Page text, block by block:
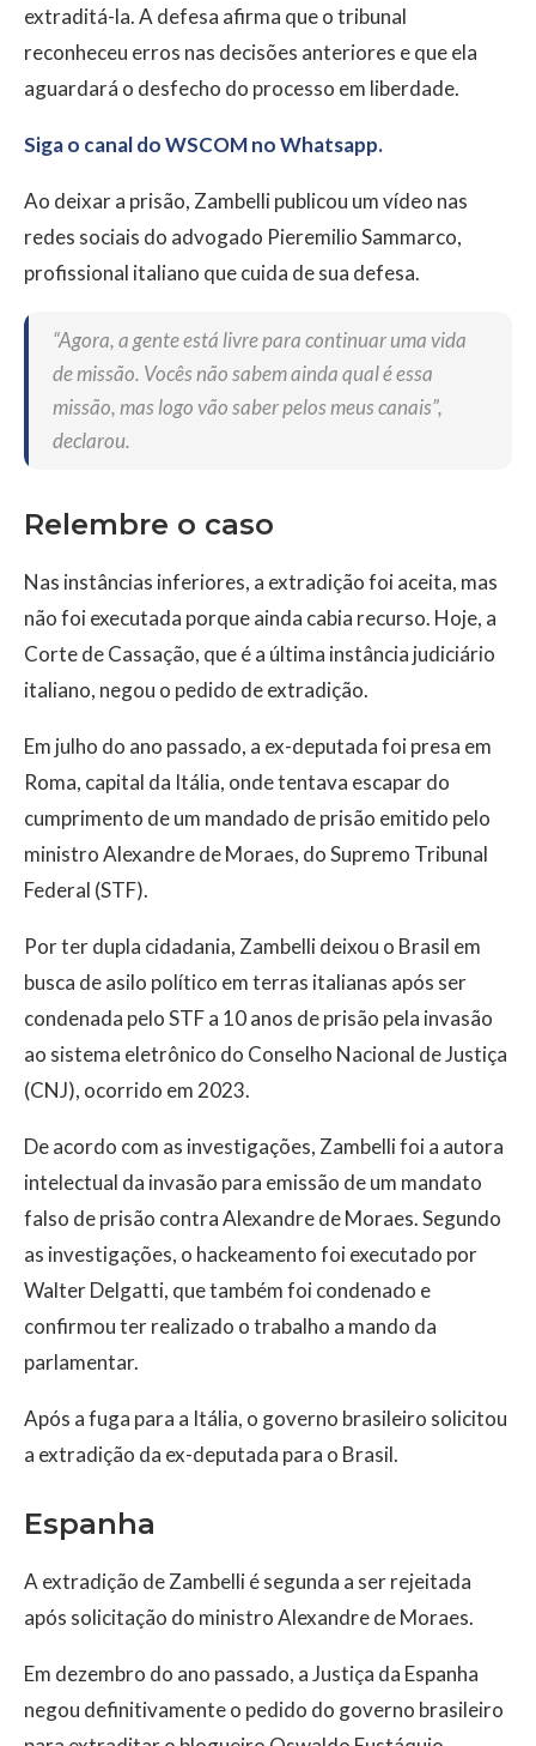
extraditá-la. A defesa afirma que o tribunal
reconheceu erros nas decisões anteriores e que ela
aguardará o desfecho do processo em liberdade.
Siga o canal do WSCOM no Whatsapp.
Ao deixar a prisão, Zambelli publicou um vídeo nas
redes sociais do advogado Pieremilio Sammarco,
profissional italiano que cuida de sua defesa.
“Agora, a gente está livre para continuar uma vida
de missão. Vocês não sabem ainda qual é essa
missão, mas logo vão saber pelos meus canais”,
declarou.
Relembre o caso
Nas instâncias inferiores, a extradição foi aceita, mas
não foi executada porque ainda cabia recurso. Hoje, a
Corte de Cassação, que é a última instância judiciário
italiano, negou o pedido de extradição.
Em julho do ano passado, a ex-deputada foi presa em
Roma, capital da Itália, onde tentava escapar do
cumprimento de um mandado de prisão emitido pelo
ministro Alexandre de Moraes, do Supremo Tribunal
Federal (STF).
Por ter dupla cidadania, Zambelli deixou o Brasil em
busca de asilo político em terras italianas após ser
condenada pelo STF a 10 anos de prisão pela invasão
ao sistema eletrônico do Conselho Nacional de Justiça
(CNJ), ocorrido em 2023.
De acordo com as investigações, Zambelli foi a autora
intelectual da invasão para emissão de um mandato
falso de prisão contra Alexandre de Moraes. Segundo
as investigações, o hackeamento foi executado por
Walter Delgatti, que também foi condenado e
confirmou ter realizado o trabalho a mando da
parlamentar.
Após a fuga para a Itália, o governo brasileiro solicitou
a extradição da ex-deputada para o Brasil.
Espanha
A extradição de Zambelli é segunda a ser rejeitada
após solicitação do ministro Alexandre de Moraes.
Em dezembro do ano passado, a Justiça da Espanha
negou definitivamente o pedido do governo brasileiro